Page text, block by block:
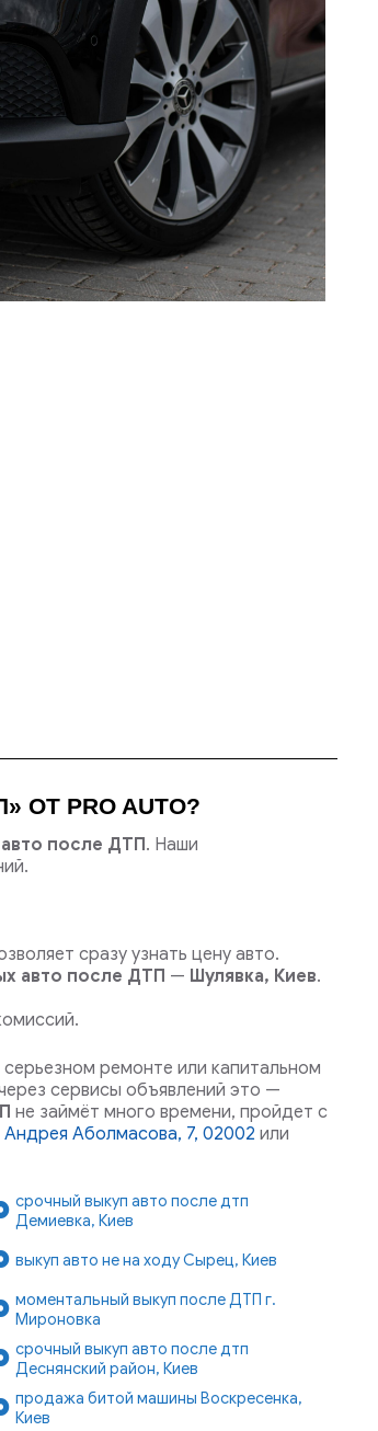
PRO AUTO?
после ДТП. Наши
сразу узнать цену авто.
авто после ДТП — Шулявка, Киев.
ремонте или капитальном
сервисы объявлений это —
не займёт много времени, пройдет с
Аболмасова, 7, 02002 или
срочный выкуп авто после дтп
Демиевка, Киев
выкуп авто не на ходу Сырец, Киев
моментальный выкуп после ДТП г.
Мироновка
срочный выкуп авто после дтп
Деснянский район, Киев
продажа битой машины Воскресенка,
Киев